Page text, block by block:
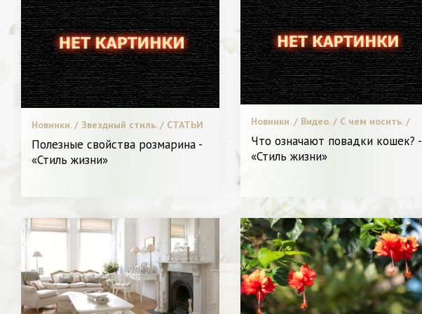
Новинки. / Звездный стиль. / СТАТЬИ
/ Видео. / Я и Красота.
Полезные свойства розмарина -
«Стиль жизни»
Новинки. / Видео. / С чем носить. /
Красота.
Что означают повадки кошек? -
«Стиль жизни»